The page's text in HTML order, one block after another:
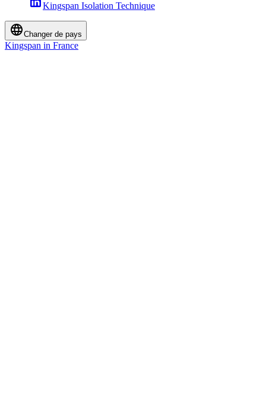
Kingspan Isolation Technique
Changer de pays
Kingspan in France